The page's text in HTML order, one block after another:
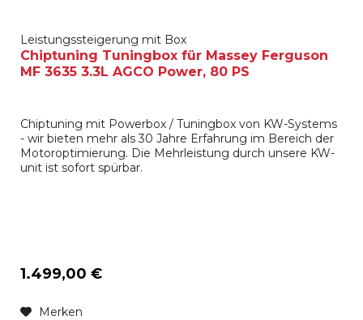
Leistungssteigerung mit Box
Chiptuning Tuningbox für Massey Ferguson
MF 3635 3.3L AGCO Power, 80 PS
Chiptuning mit Powerbox / Tuningbox von KW-Systems
- wir bieten mehr als 30 Jahre Erfahrung im Bereich der
Motoroptimierung. Die Mehrleistung durch unsere KW-
unit ist sofort spürbar.
1.499,00 €
Merken